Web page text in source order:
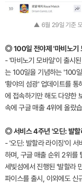
▲ 6월 29일 기준 모
◎ 100일 전야제 '마비노기
- '마비노기 모바일'이 출시
는 100일을 기념하는 '100
'황야의 섬광' 업데이트를 통
에 접속하기만 해도 다양한
속에 구글 매출 4위에 올랐
◎ 서비스 4주년 '오딘: 발할
- '오딘: 발할라 라이징'이 서
하며, 구글 매출 순위 2위를
세빛섬에서 진행된 '발할라
파이스를 출시, 이외에도 신